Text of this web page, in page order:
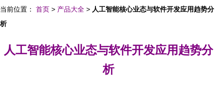
当前位置： 首页 > 产品大全 > 人工智能核心业态与软件开发应用趋势分
析
人工智能核心业态与软件开发应用趋势分
析